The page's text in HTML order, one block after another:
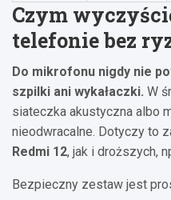
Czym
telefonie bez
Do mikrofonu nigdy nie
szpilki ani wykałaczki. W
siateczka akustyczna albo
nieodwracalne. Dotyczy to
Redmi 12, jak i droższych,
Bezpieczny zestaw jest